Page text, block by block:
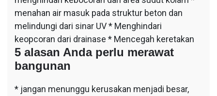
menahan air masuk pada struktur beton dan
melindungi dari sinar UV * Menghindari
keopcoran dari drainase * Mencegah keretakan
5 alasan Anda perlu merawat
bangunan
* jangan menunggu kerusakan menjadi besar,